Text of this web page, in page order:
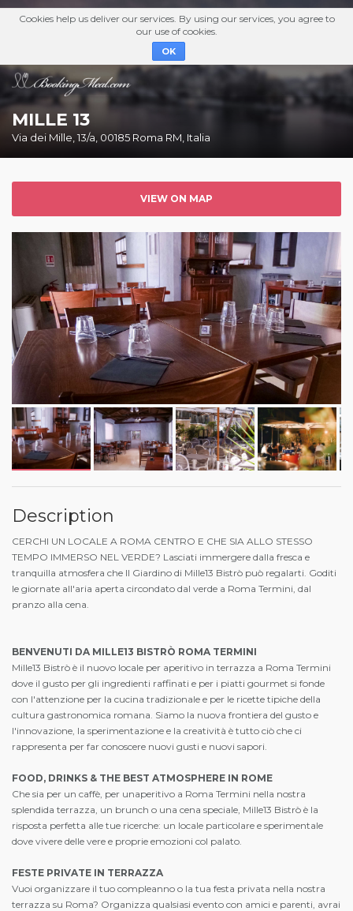
Cookies help us deliver our services. By using our services, you agree to
our use of cookies.
OK
MILLE 13
Via dei Mille, 13/a, 00185 Roma RM, Italia
VIEW ON MAP
Description
CERCHI UN LOCALE A ROMA CENTRO E CHE SIA ALLO STESSO
TEMPO IMMERSO NEL VERDE? Lasciati immergere dalla fresca e
tranquilla atmosfera che Il Giardino di Mille13 Bistrò può regalarti. Goditi
le giornate all'aria aperta circondato dal verde a Roma Termini, dal
pranzo alla cena.
BENVENUTI DA MILLE13 BISTRÒ ROMA TERMINI
Mille13 Bistrò è il nuovo locale per aperitivo in terrazza a Roma Termini
dove il gusto per gli ingredienti raffinati e per i piatti gourmet si fonde
con l'attenzione per la cucina tradizionale e per le ricette tipiche della
cultura gastronomica romana. Siamo la nuova frontiera del gusto e
l'innovazione, la sperimentazione e la creatività è tutto ciò che ci
rappresenta per far conoscere nuovi gusti e nuovi sapori.
FOOD, DRINKS & THE BEST ATMOSPHERE IN ROME
Che sia per un caffè, per unaperitivo a Roma Termini nella nostra
splendida terrazza, un brunch o una cena speciale, Mille13 Bistrò è la
risposta perfetta alle tue ricerche: un locale particolare e sperimentale
dove vivere delle vere e proprie emozioni col palato.
FESTE PRIVATE IN TERRAZZA
Vuoi organizzare il tuo compleanno o la tua festa privata nella nostra
terrazza su Roma? Organizza qualsiasi evento con amici e parenti, avrai